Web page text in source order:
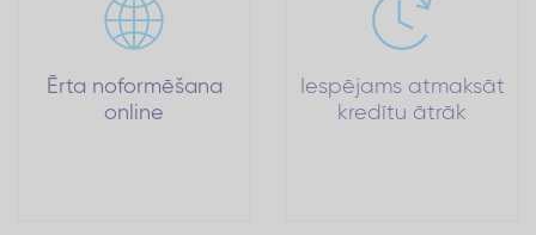
Ērta noformēšana
online
Iespējams atmaksāt
kredītu ātrāk